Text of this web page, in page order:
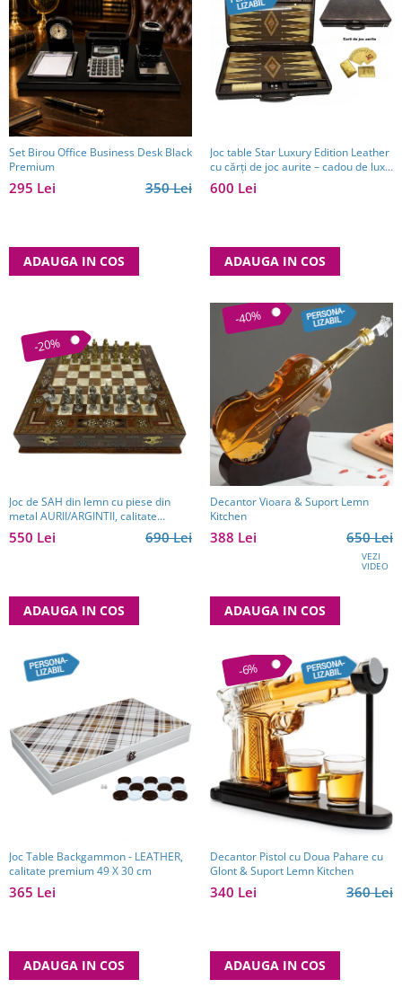
Set Birou Office Business Desk Black
Premium
350 Lei
295 Lei
ADAUGA IN COS
Joc table Star Luxury Edition Leather
cu cărți de joc aurite – cadou de lux
pentru bărbați
600 Lei
ADAUGA IN COS
-20%
Joc de SAH din lemn cu piese din
metal AURII/ARGINTII, calitate
premium
690 Lei
550 Lei
ADAUGA IN COS
-40%
Decantor Vioara & Suport Lemn
Kitchen
650 Lei
388 Lei
VEZI
VIDEO
ADAUGA IN COS
Joc Table Backgammon - LEATHER,
calitate premium 49 X 30 cm
365 Lei
ADAUGA IN COS
-6%
Decantor Pistol cu Doua Pahare cu
Glont & Suport Lemn Kitchen
360 Lei
340 Lei
ADAUGA IN COS